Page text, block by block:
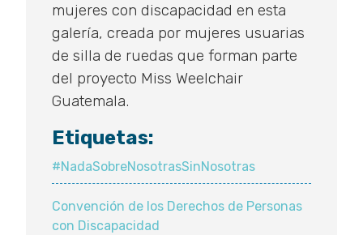
mujeres con discapacidad en esta
galería, creada por mujeres usuarias
de silla de ruedas que forman parte
del proyecto Miss Weelchair
Guatemala.
Etiquetas:
#NadaSobreNosotrasSinNosotras
Convención de los Derechos de Personas
con Discapacidad